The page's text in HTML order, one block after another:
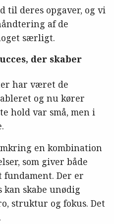
til deres opgaver, og vi
af de
særligt.
der skaber
har været de
og nu kører
hold var små, men i
en kombination
som giver både
Der er
skabe unødig
struktur og fokus. Det